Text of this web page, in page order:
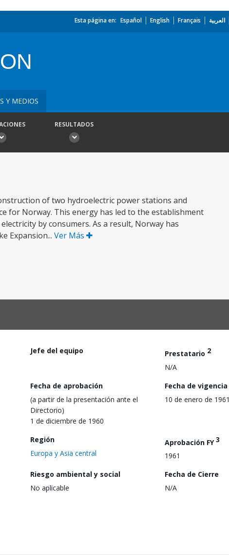
Esta página en: Español English Français العربية
Y MEDIOS
RESULTADOS
of two hydroelectric power stations and
for Norway. This energy has led to the establishment
by consumers. As a result, Norway has
Expansion... Ver Más
Jefe del equipo Prestatario 2
N/A
Fecha de aprobación
(a partir de la presentación ante el
Directorio)
1 de diciembre de 1960
Fecha de vigencia
10 de enero de 1961
Región
Europa y Asia central
Aprobación FY3
1961
Riesgo ambiental y social
No aplicable
Fecha de Cierre
N/A